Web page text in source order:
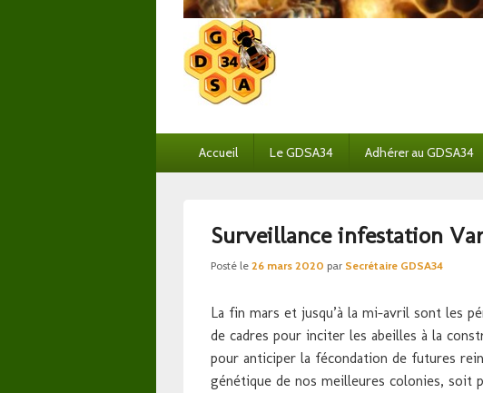
principal
Accueil Le GDSA34 Adhérer au GDSA34
Surveillance infestation
Posté le 26 mars 2020 par Secrétaire GDSA34
La fin mars et jusqu’à la mi-avril sont les
de cadres pour inciter les abeilles à la
pour anticiper la fécondation de futures
génétique de nos meilleures colonies, soit